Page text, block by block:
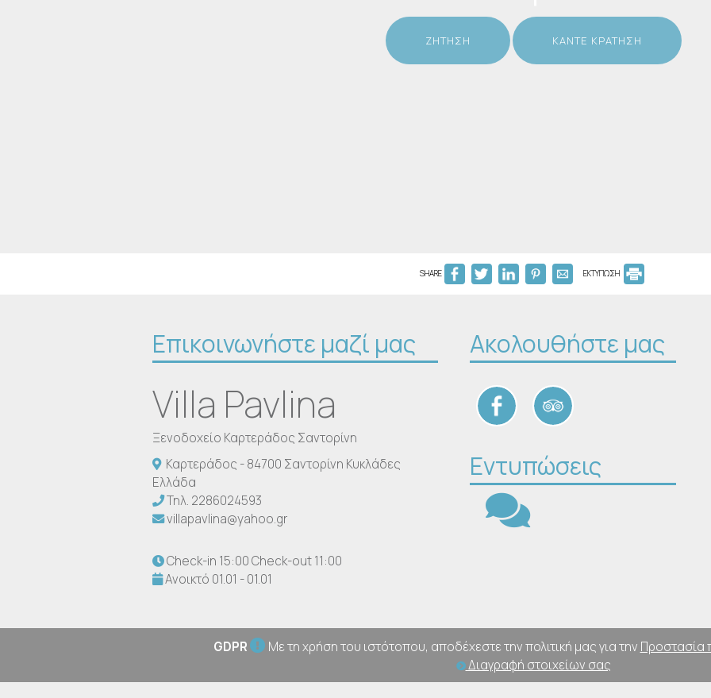
ΖΉΤΗΣΗ ΚΆΝΤΕ ΚΡΆΤΗΣΗ
SHARE ΕΚΤΥΠΩΣΗ
Επικοινωνήστε μαζί μας
Villa Pavlina
Ξενοδοχείο Καρτεράδος Σαντορίνη
Καρτεράδος - 84700 Σαντορίνη Κυκλάδες
Ελλάδα
Τηλ. 2286024593
villapavlina@yahoo.gr
Check-in 15:00 Check-out 11:00
Ανοικτό 01.01 - 01.01
Ακολουθήστε μας
Εντυπώσεις
GDPR Με τη χρήση του ιστότοπου, αποδέχεστε την πολιτική μας για την Προστασία
Διαγραφή στοιχείων σας